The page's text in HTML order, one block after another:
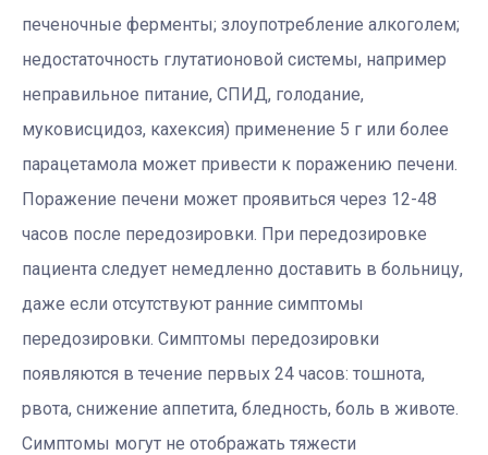
печеночные ферменты; злоупотребление алкоголем;
недостаточность глутатионовой системы, например
неправильное питание, СПИД, голодание,
муковисцидоз, кахексия) применение 5 г или более
парацетамола может привести к поражению печени.
Поражение печени может проявиться через 12-48
часов после передозировки. При передозировке
пациента следует немедленно доставить в больницу,
даже если отсутствуют ранние симптомы
передозировки. Симптомы передозировки
появляются в течение первых 24 часов: тошнота,
рвота, снижение аппетита, бледность, боль в животе.
Симптомы могут не отображать тяжести